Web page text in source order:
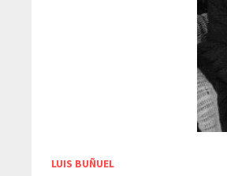
LUIS BUÑUEL